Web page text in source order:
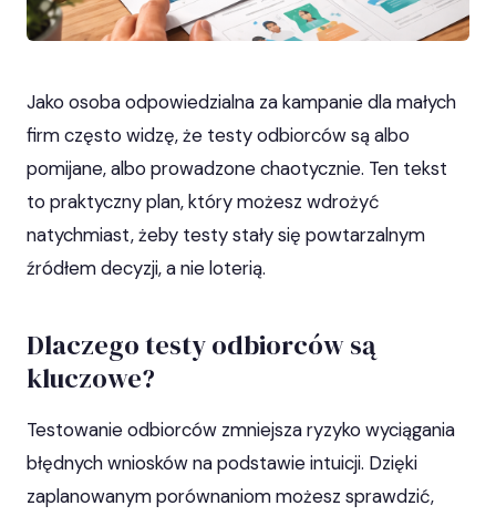
Jako osoba odpowiedzialna za kampanie dla małych
firm często widzę, że testy odbiorców są albo
pomijane, albo prowadzone chaotycznie. Ten tekst
to praktyczny plan, który możesz wdrożyć
natychmiast, żeby testy stały się powtarzalnym
źródłem decyzji, a nie loterią.
Dlaczego testy odbiorców są
kluczowe?
Testowanie odbiorców zmniejsza ryzyko wyciągania
błędnych wniosków na podstawie intuicji. Dzięki
zaplanowanym porównaniom możesz sprawdzić,